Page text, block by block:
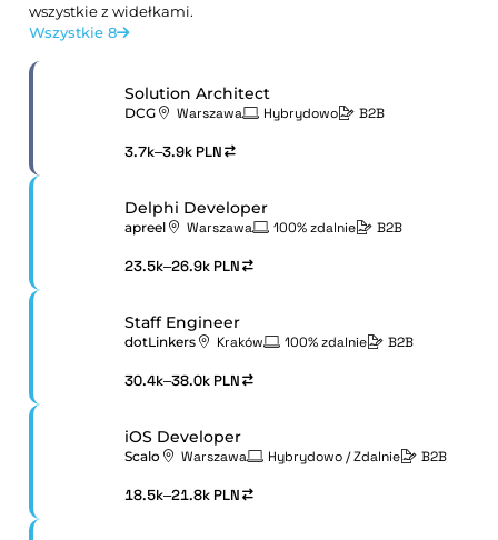
wszystkie z widełkami.
Wszystkie 8
Solution Architect
DCG Warszawa Hybrydowo B2B
3.7k–3.9k PLN
Delphi Developer
apreel Warszawa 100% zdalnie B2B
23.5k–26.9k PLN
Staff Engineer
dotLinkers Kraków 100% zdalnie B2B
30.4k–38.0k PLN
iOS Developer
Scalo Warszawa Hybrydowo / Zdalnie B2B
18.5k–21.8k PLN